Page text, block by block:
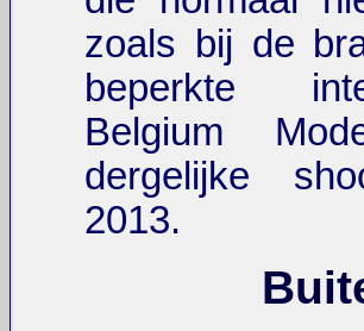
zoals bij de
beperkte
Belgium
dergelijke
2013.